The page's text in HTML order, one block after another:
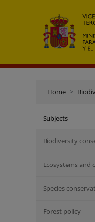
Home
Subjects
Biodiversity
Ecosystems and
Species
Forest policy